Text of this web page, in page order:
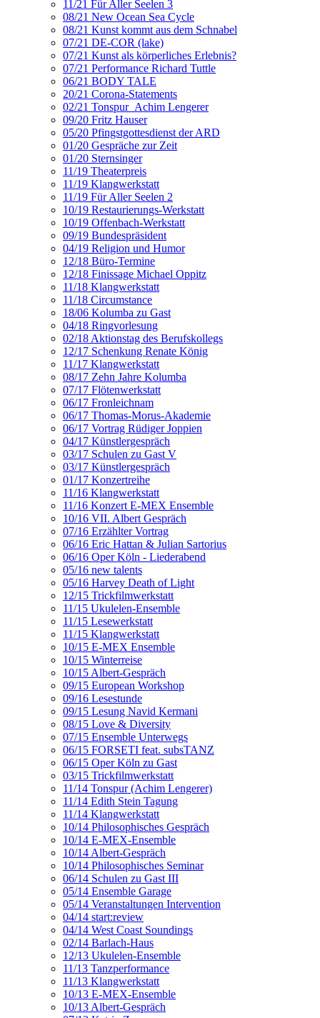
11/21 Für Aller Seelen 3
08/21 New Ocean Sea Cycle
08/21 Kunst kommt aus dem Schnabel
07/21 DE-COR (lake)
07/21 Kunst als körperliches Erlebnis?
07/21 Performance Richard Tuttle
06/21 BODY TALE
20/21 Corona-Statements
02/21 Tonspur_Achim Lengerer
09/20 Fritz Hauser
05/20 Pfingstgottesdienst der ARD
01/20 Gespräche zur Zeit
01/20 Sternsinger
11/19 Theaterpreis
11/19 Klangwerkstatt
11/19 Für Aller Seelen 2
10/19 Restaurierungs-Werkstatt
10/19 Offenbach-Werkstatt
09/19 Bundespräsident
04/19 Religion und Humor
12/18 Büro-Termine
12/18 Finissage Michael Oppitz
11/18 Klangwerkstatt
11/18 Circumstance
18/06 Kolumba zu Gast
04/18 Ringvorlesung
02/18 Aktionstag des Berufskollegs
12/17 Schenkung Renate König
11/17 Klangwerkstatt
08/17 Zehn Jahre Kolumba
07/17 Flötenwerkstatt
06/17 Fronleichnam
06/17 Thomas-Morus-Akademie
06/17 Vortrag Rüdiger Joppien
04/17 Künstlergespräch
03/17 Schulen zu Gast V
03/17 Künstlergespräch
01/17 Konzertreihe
11/16 Klangwerkstatt
11/16 Konzert E-MEX Ensemble
10/16 VII. Albert Gespräch
07/16 Erzählter Vortrag
06/16 Eric Hattan & Julian Sartorius
06/16 Oper Köln - Liederabend
05/16 new talents
05/16 Harvey Death of Light
12/15 Trickfilmwerkstatt
11/15 Ukulelen-Ensemble
11/15 Lesewerkstatt
11/15 Klangwerkstatt
10/15 E-MEX Ensemble
10/15 Winterreise
10/15 Albert-Gespräch
09/15 European Workshop
09/16 Lesestunde
09/15 Lesung Navid Kermani
08/15 Love & Diversity
07/15 Ensemble Unterwegs
06/15 FORSETI feat. subsTANZ
06/15 Oper Köln zu Gast
03/15 Trickfilmwerkstatt
11/14 Tonspur (Achim Lengerer)
11/14 Edith Stein Tagung
11/14 Klangwerkstatt
10/14 Philosophisches Gespräch
10/14 E-MEX-Ensemble
10/14 Albert-Gespräch
10/14 Philosophisches Seminar
06/14 Schulen zu Gast III
05/14 Ensemble Garage
05/14 Veranstaltungen Intervention
04/14 start:review
04/14 West Coast Soundings
02/14 Barlach-Haus
12/13 Ukulelen-Ensemble
11/13 Tanzperformance
11/13 Klangwerkstatt
10/13 E-MEX-Ensemble
10/13 Albert-Gespräch